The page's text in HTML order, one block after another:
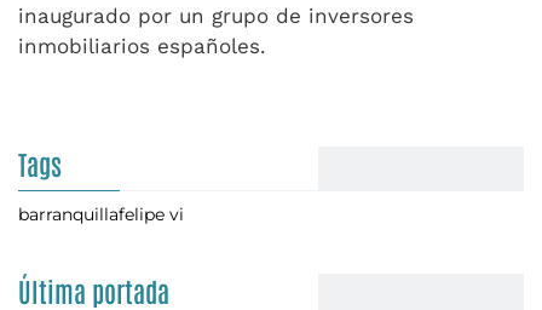
inaugurado por un grupo de inversores
inmobiliarios españoles.
Tags
barranquillafelipe vi
Última portada